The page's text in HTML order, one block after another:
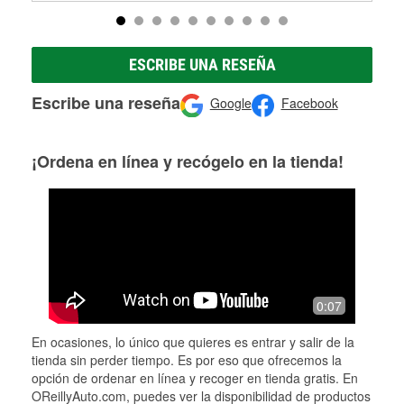
ESCRIBE UNA RESEÑA
Escribe una reseña Google Facebook
¡Ordena en línea y recógelo en la tienda!
0:07
En ocasiones, lo único que quieres es entrar y salir de la
tienda sin perder tiempo. Es por eso que ofrecemos la
opción de ordenar en línea y recoger en tienda gratis. En
OReillyAuto.com, puedes ver la disponibilidad de productos